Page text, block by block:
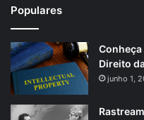
Populares
Direito
junho 1,